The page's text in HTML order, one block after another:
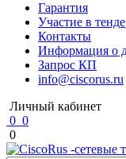
Гарантия
Участие в
Контакты
Информация о
Запрос КП
info@ciscorus.ru
Личный кабинет
0 0
0